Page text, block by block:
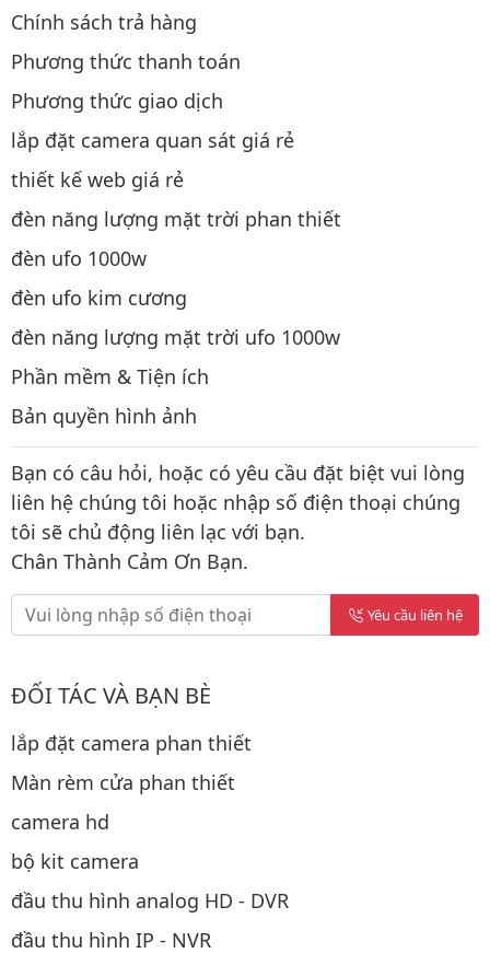
Chính sách trả hàng
Phương thức thanh toán
Phương thức giao dịch
lắp đặt camera quan sát giá rẻ
thiết kế web giá rẻ
đèn năng lượng mặt trời phan thiết
đèn ufo 1000w
đèn ufo kim cương
đèn năng lượng mặt trời ufo 1000w
Phần mềm & Tiện ích
Bản quyền hình ảnh
Bạn có câu hỏi, hoặc có yêu cầu đặt biệt vui lòng
liên hệ chúng tôi hoặc nhập số điện thoại chúng
tôi sẽ chủ động liên lạc với bạn.
Chân Thành Cảm Ơn Bạn.
Yêu cầu liên hệ
ĐỐI TÁC VÀ BẠN BÈ
lắp đặt camera phan thiết
Màn rèm cửa phan thiết
camera hd
bộ kit camera
đầu thu hình analog HD - DVR
đầu thu hình IP - NVR